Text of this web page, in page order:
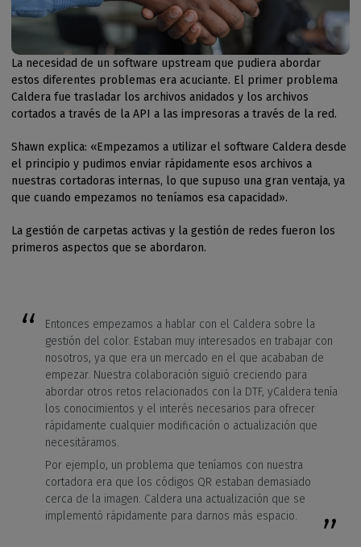
La necesidad de un software upstream que pudiera abordar
estos diferentes problemas era acuciante. El primer problema
Caldera fue trasladar los archivos anidados y los archivos
cortados a través de la API a las impresoras a través de la red.
Shawn explica: «Empezamos a utilizar el software Caldera desde
el principio y pudimos enviar rápidamente esos archivos a
nuestras cortadoras internas, lo que supuso una gran ventaja, ya
que cuando empezamos no teníamos esa capacidad».
La gestión de carpetas activas y la gestión de redes fueron los
primeros aspectos que se abordaron.
Entonces empezamos a hablar con el Caldera sobre la
gestión del color. Estaban muy interesados en trabajar con
nosotros, ya que era un mercado en el que acababan de
empezar. Nuestra colaboración siguió creciendo para
abordar otros retos relacionados con la DTF, yCaldera tenía
los conocimientos y el interés necesarios para ofrecer
rápidamente cualquier modificación o actualización que
necesitáramos.
Por ejemplo, un problema que teníamos con nuestra
cortadora era que los códigos QR estaban demasiado
cerca de la imagen. Caldera una actualización que se
implementó rápidamente para darnos más espacio.